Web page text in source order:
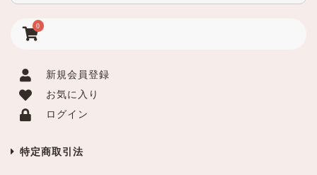
0
新規会員登録
お気に入り
ログイン
特定商取引法